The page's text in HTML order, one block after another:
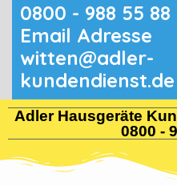
0800 - 988 55 88
Email Adresse
witten@adler-
kundendienst.de
Adler Hausgeräte
0800 -